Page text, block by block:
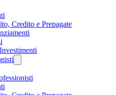
Credito e Prepagate